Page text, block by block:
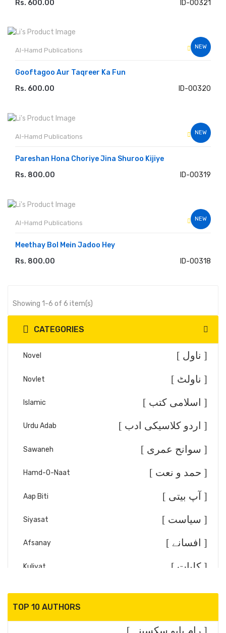
Rs. 600.00
ID-00321
ADD TO CART
NEW
Al-Hamd Publications
Gooftagoo Aur Taqreer Ka Fun
Rs. 600.00
ID-00320
ADD TO CART
NEW
Al-Hamd Publications
Pareshan Hona Choriye Jina Shuroo Kijiye
Rs. 800.00
ID-00319
ADD TO CART
NEW
Al-Hamd Publications
Meethay Bol Mein Jadoo Hey
Rs. 800.00
ID-00318
ADD TO CART
Showing 1-6 of 6 item(s)
CATEGORIES
Novel [ ناول ]
Novlet [ ناولٹ ]
Islamic [ اسلامی کتب ]
Urdu Adab [ اردو کلاسیکی ادب ]
Sawaneh [ سوانح عمری ]
Hamd-O-Naat [ حمد و نعت ]
Aap Biti [ آپ بیتی ]
Siyasat [ سیاست ]
Afsanay [ افسانے ]
Kuliyat [ کلیات ]
TOP 10 AUTHORS
[ رام بابو سکسینہ ]